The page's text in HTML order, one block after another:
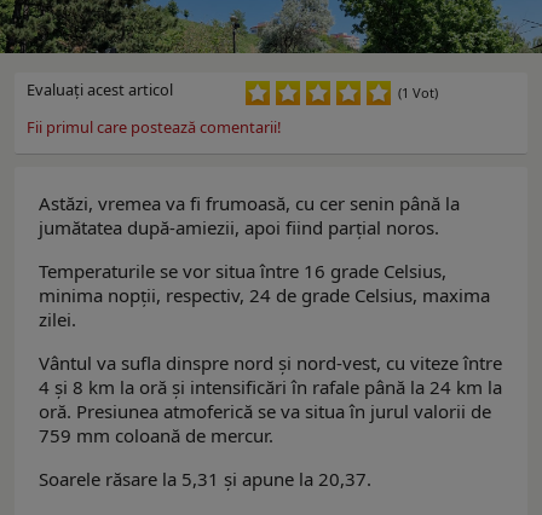
Evaluaţi acest articol (1 Vot)
Fii primul care postează comentarii!
Astăzi, vremea va fi frumoasă, cu cer senin până la
jumătatea după-amiezii, apoi fiind parţial noros.
Temperaturile se vor situa între 16 grade Celsius,
minima nopţii, respectiv, 24 de grade Celsius, maxima
zilei.
Vântul va sufla dinspre nord şi nord-vest, cu viteze între
4 şi 8 km la oră şi intensificări în rafale până la 24 km la
oră. Presiunea atmoferică se va situa în jurul valorii de
759 mm coloană de mercur.
Soarele răsare la 5,31 şi apune la 20,37.